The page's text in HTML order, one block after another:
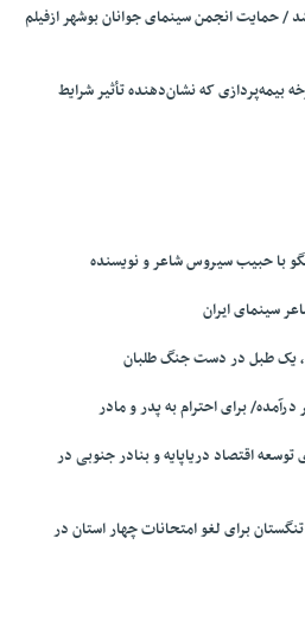
شد / حمایت انجمن سینمای جوانان بوشهر ازفیلم
نفر از چرخه بیمه‌پردازی که نشان‌دهنده تأثیر شرایط
با حبیب سیروس شاعر و نویسنده
سینمای ایران
یک طبل در دست جنگ طلبان
برای احترام به پدر و مادر
توسعه اقتصاد دریاپایه و بنادر جنوبی در
برای لغو امتحانات چهار استان در